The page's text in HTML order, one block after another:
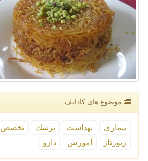
موضوع های كادایف
بیماری بهداشت پزشك تخصص
رپورتاژ
آموزش دارو